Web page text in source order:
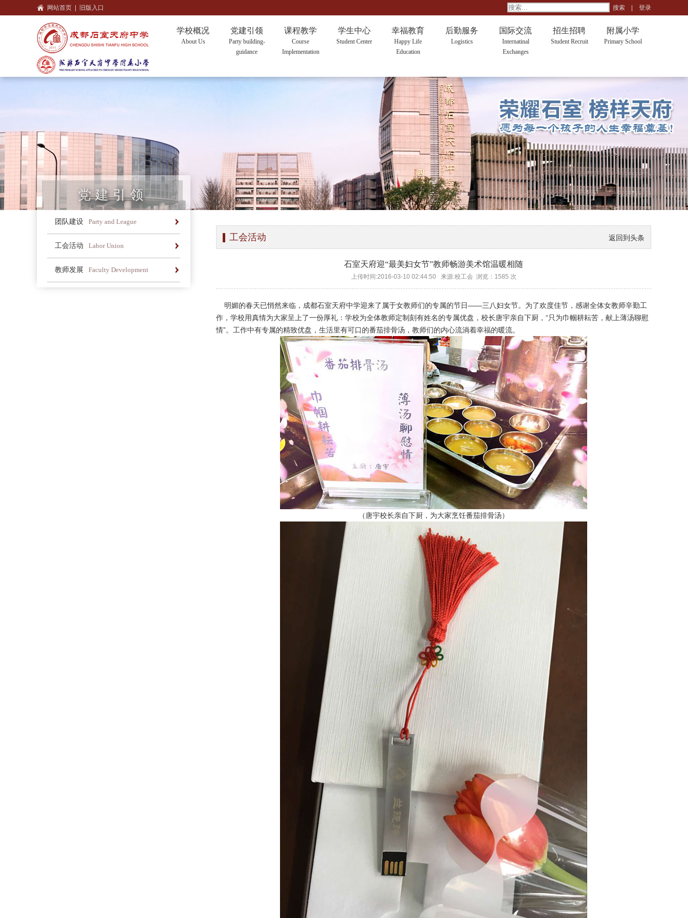
网站首页 旧版入口 搜索 登录
学校概况
About Us
党建引领
Party building-
guidance
课程教学
Course
Implementation
学生中心
Student Center
幸福教育
Happy Life
Education
后勤服务
Logistics
国际交流
Internatinal
Exchanges
招生招聘
Student Recruit
附属小学
Primary School
党建引领
团队建设 Party and League
工会活动 Labor Union
教师发展 Faculty Development
办学简介 办学理念 荣誉长廊
工会活动 返回到头条
石室天府迎“最美妇女节”教师畅游美术馆温暖相随
上传时间:2016-03-10 02:44:50 来源:校工会 浏览： 1585 次
明媚的春天已悄然来临，成都石室天府中学迎来了属于女教师们的专属的节日——三八妇女节。为了欢度佳节，感谢全体女教师辛勤工
作，学校用真情为大家呈上了一份厚礼：学校为全体教师定制刻有姓名的专属优盘，校长唐宇亲自下厨，“只为巾帼耕耘苦，献上薄汤聊慰
情”。工作中有专属的精致优盘，生活里有可口的番茄排骨汤，教师们的内心流淌着幸福的暖流。
（唐宇校长亲自下厨，为大家烹饪番茄排骨汤）